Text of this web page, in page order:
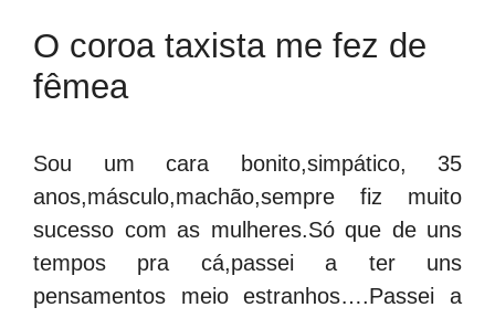
O coroa taxista me fez de
fêmea
Sou um cara bonito,simpático, 35
anos,másculo,machão,sempre fiz muito
sucesso com as mulheres.Só que de uns
tempos pra cá,passei a ter uns
pensamentos meio estranhos….Passei a